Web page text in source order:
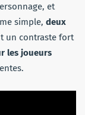
et
simple, deux
un contraste fort
les joueurs